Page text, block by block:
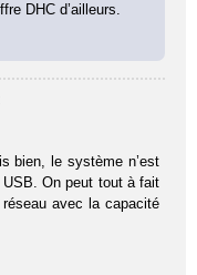
DHC d’ailleurs.
bien, le système n’est
On peut tout à fait
avec la capacité